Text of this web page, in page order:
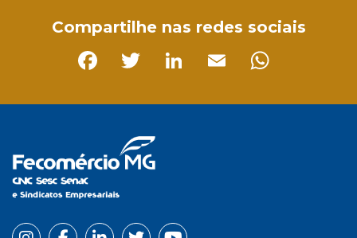
Compartilhe nas redes sociais